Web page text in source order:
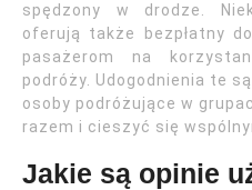
spędzony w drodze.
oferują także bezpłatny
pasażerom na
podróży. Udogodnienia te
osoby podróżujące w
razem i cieszyć się
Jakie są opinie